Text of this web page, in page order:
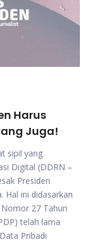
Harus
Juga!
sipil yang
Digital (DDRN –
Presiden
Hal ini didasarkan
27 Tahun
telah lama
Pribadi